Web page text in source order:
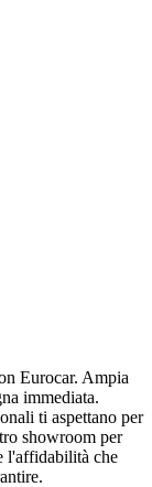
Eurocar. Ampia
immediata.
ti aspettano per
showroom per
l'affidabilità che